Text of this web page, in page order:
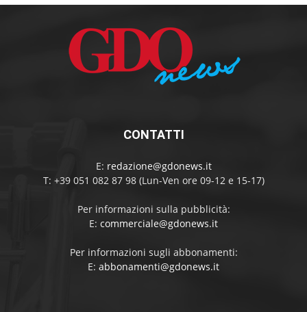
CONTATTI
E: redazione@gdonews.it
T: +39 051 082 87 98 (Lun-Ven ore 09-12 e 15-17)
Per informazioni sulla pubblicità:
E: commerciale@gdonews.it
Per informazioni sugli abbonamenti:
E: abbonamenti@gdonews.it